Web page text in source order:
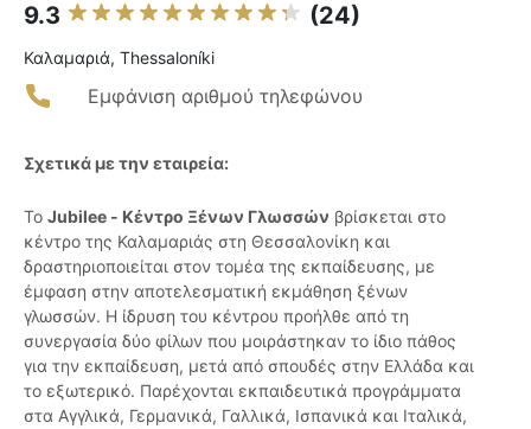
9.3 (24)
Καλαμαριά, Thessaloníki
Εμφάνιση αριθμού τηλεφώνου
Σχετικά με την εταιρεία:
Το Jubilee - Κέντρο Ξένων Γλωσσών βρίσκεται στο
κέντρο της Καλαμαριάς στη Θεσσαλονίκη και
δραστηριοποιείται στον τομέα της εκπαίδευσης, με
έμφαση στην αποτελεσματική εκμάθηση ξένων
γλωσσών. Η ίδρυση του κέντρου προήλθε από τη
συνεργασία δύο φίλων που μοιράστηκαν το ίδιο πάθος
για την εκπαίδευση, μετά από σπουδές στην Ελλάδα και
το εξωτερικό. Παρέχονται εκπαιδευτικά προγράμματα
στα Αγγλικά, Γερμανικά, Γαλλικά, Ισπανικά και Ιταλικά,